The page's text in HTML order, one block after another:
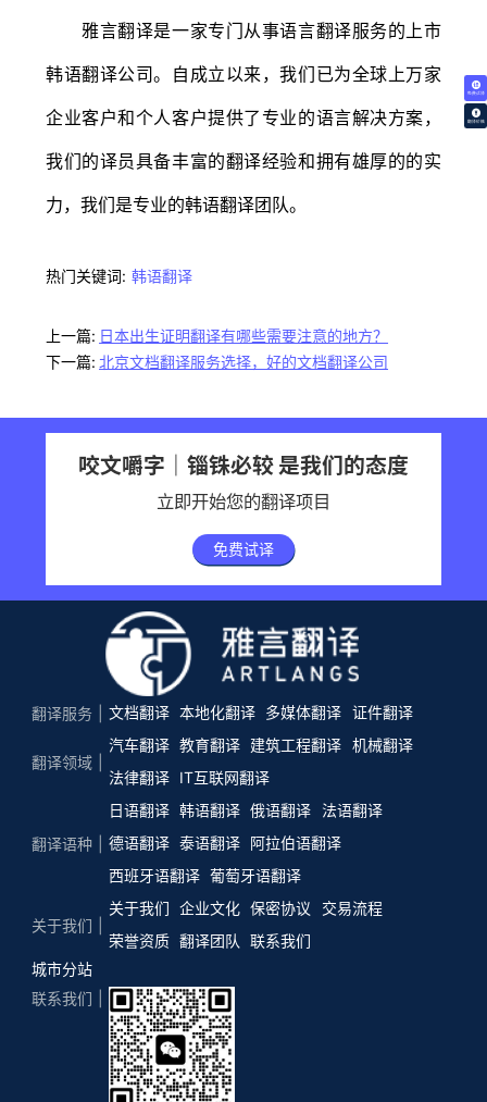
免费试译
翻译价格
雅言翻译是一家专门从事语言翻译服务的上市
韩语翻译公司。自成立以来，我们已为全球上万家
企业客户和个人客户提供了专业的语言解决方案，
我们的译员具备丰富的翻译经验和拥有雄厚的的实
力，我们是专业的韩语翻译团队。
热门关键词: 韩语翻译
上一篇: 日本出生证明翻译有哪些需要注意的地方？
下一篇: 北京文档翻译服务选择，好的文档翻译公司
咬文嚼字｜锱铢必较 是我们的态度
立即开始您的翻译项目
免费试译
翻译服务 文档翻译 本地化翻译 多媒体翻译 证件翻译
翻译领域
汽车翻译 教育翻译 建筑工程翻译 机械翻译
法律翻译
IT互联网翻译
翻译语种
日语翻译 韩语翻译 俄语翻译
法语翻译
德语翻译 泰语翻译 阿拉伯语翻译
西班牙语翻译 葡萄牙语翻译
关于我们
关于我们 企业文化 保密协议
交易流程
荣誉资质 翻译团队
联系我们
城市分站
联系我们